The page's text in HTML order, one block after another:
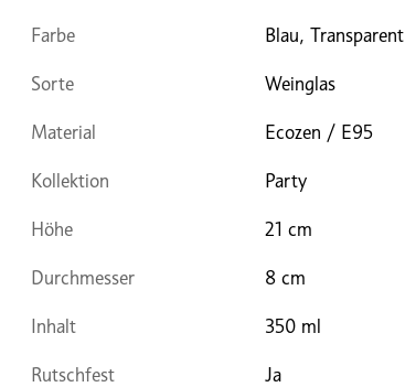
Farbe Blau, Transparent
Sorte Weinglas
Material Ecozen / E95
Kollektion Party
Höhe 21 cm
Durchmesser 8 cm
Inhalt 350 ml
Rutschfest Ja